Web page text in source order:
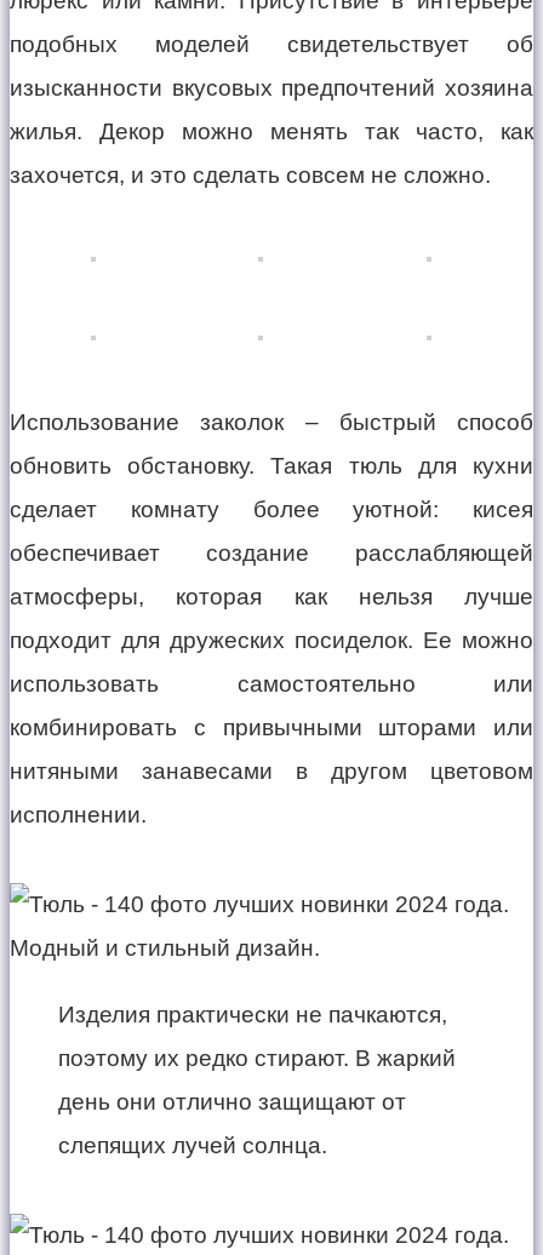
подобных моделей свидетельствует об
изысканности вкусовых предпочтений хозяина
жилья. Декор можно менять так часто, как
захочется, и это сделать совсем не сложно.
Использование заколок – быстрый способ
обновить обстановку. Такая тюль для кухни
сделает комнату более уютной: кисея
обеспечивает создание расслабляющей
атмосферы, которая как нельзя лучше
подходит для дружеских посиделок. Ее можно
использовать самостоятельно или
комбинировать с привычными шторами или
нитяными занавесами в другом цветовом
исполнении.
Изделия практически не пачкаются,
поэтому их редко стирают. В жаркий
день они отлично защищают от
слепящих лучей солнца.